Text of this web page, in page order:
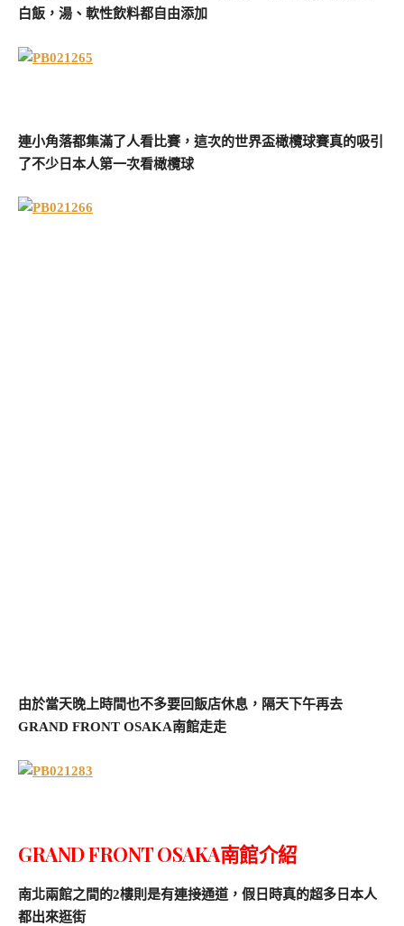
白飯，湯、軟性飲料都自由添加
連小角落都集滿了人看比賽，這次的世界盃橄欖球賽真的吸引
了不少日本人第一次看橄欖球
由於當天晚上時間也不多要回飯店休息，隔天下午再去
GRAND FRONT OSAKA南館走走
GRAND FRONT OSAKA南館介紹
南北兩館之間的2樓則是有連接通道，假日時真的超多日本人
都出來逛街